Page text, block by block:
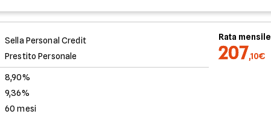
Sella Personal Credit
Prestito Personale
8,90%
9,36%
60 mesi
Rata mensile
207,10€